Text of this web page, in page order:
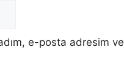
e-posta adresim